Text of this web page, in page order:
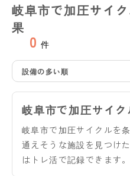
岐阜市で加圧サイ
果
0 件
設備の多い順
岐阜市で加圧サイ
岐阜市で加圧サイクルを
通えそうな施設を見つけ
はトレ活で記録できます。